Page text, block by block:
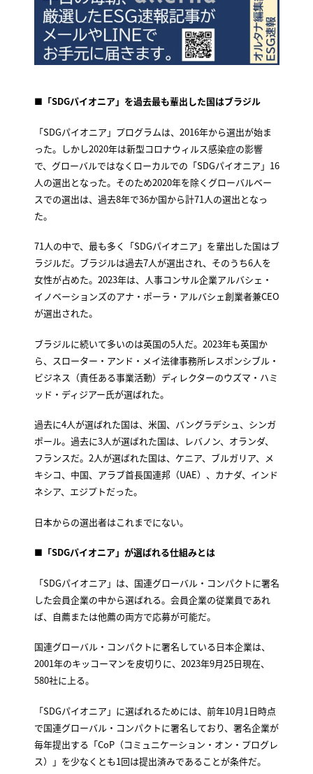
■「SDGパイオニア」を過去最も輩出した国はブラジル
「SDGパイオニア」プログラムは、2016年から選出が始ま
った。しかし2020年は新型コロナウィルス感染症の影響
で、グローバルではなくローカルでの「SDGパイオニア」16
人の選出となった。そのため2020年を除くグローバルベー
スでの選出は、過去8年で36か国から計71人の選出となっ
た。
71人の中で、最も多く「SDGパイオニア」を輩出した国はブ
ラジルだ。ブラジルは過去7人が選出され、そのうち6人を
女性が占めた。2023年は、人事コンサル企業アルバシェ・
イノベーションズのアナ・ポーラ・アルバシェ創業者兼CEO
が選出された。
ブラジルに続いて多いのは英国の5人だ。2023年も英国か
ら、スローター・アンド・メイ法律事務所レスポンシブル・
ビジネス（責任ある事業活動）ディレクターのウズマ・ハミ
ッド・ディジアー氏が選ばれた。
過去に4人が選ばれた国は、米国、バングラデシュ、シンガ
ポール。過去に3人が選ばれた国は、レバノン、オランダ、
フランスだ。2人が選ばれた国は、ケニア、ブルガリア、メ
キシコ、中国、アラブ首長国連邦（UAE）、カナダ、インド
ネシア、エジプトだった。
日本からの選出者はこれまでにない。
■「SDGパイオニア」が選ばれる仕組みとは
「SDGパイオニア」は、国連グローバル・コンパクトに署名
した会員企業の中から選ばれる。会員企業の従業員であれ
ば、自薦または他薦の両方で応募が可能だ。
国連グローバル・コンパクトに署名している日本企業は、
2001年のキッコーマンを皮切りに、2023年9月25日現在、
580社に上る。
「SDGパイオニア」に選ばれるためには、前年10月1日時点
で国連グローバル・コンパクトに署名しており、署名企業が
毎年提出する「CoP（コミュニケーション・オン・プログレ
ス）」を少なくとも1回は提出済みであることが条件だ。